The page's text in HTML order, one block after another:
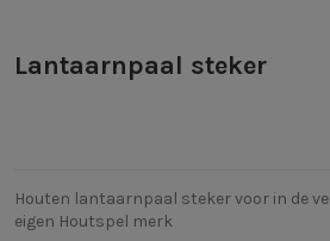
Lantaarnpaal steker
Houten lantaarnpaal steker voor in de
eigen Houtspel merk